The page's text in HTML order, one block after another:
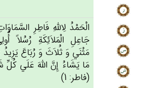
الْحَمْدُ لِالله‌ِ فَاطِرِ
جَاعِل‌ِ الْمَلاَئِكَة‌ِ رُسُلاً
مَثْنَي‌ وَ ثُلاَث‌َ وَ رُبَاع‌َ
مَا يَشَاءُ إِن‌َّ الله‌َ عَلَي‌
(فاطر: 1)